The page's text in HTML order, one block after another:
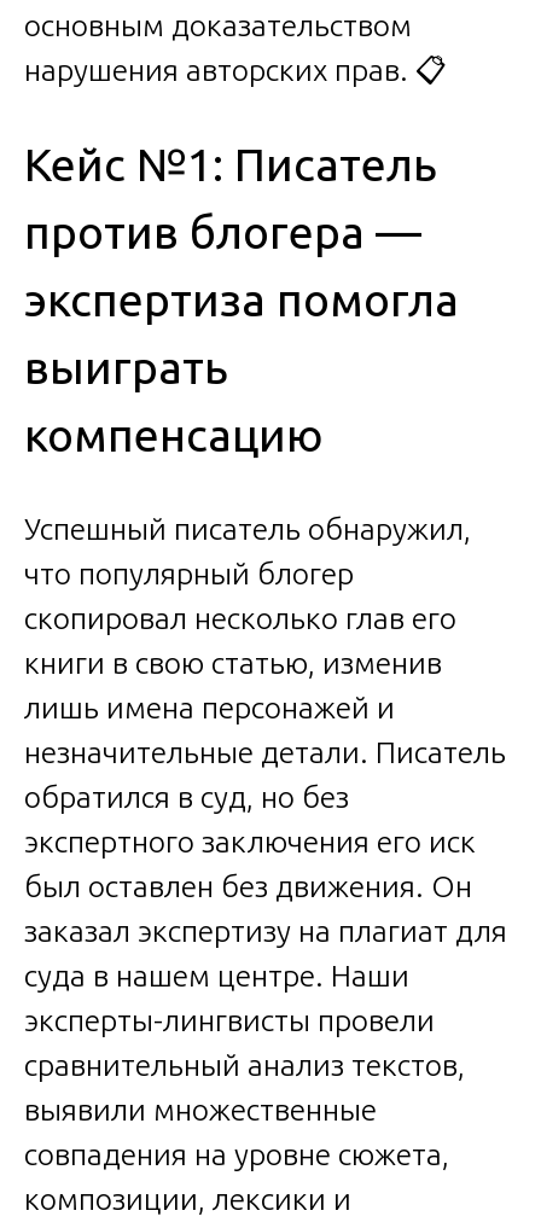
основным доказательством
нарушения авторских прав. 📋
Кейс №1: Писатель
против блогера —
экспертиза помогла
выиграть
компенсацию
Успешный писатель обнаружил,
что популярный блогер
скопировал несколько глав его
книги в свою статью, изменив
лишь имена персонажей и
незначительные детали. Писатель
обратился в суд, но без
экспертного заключения его иск
был оставлен без движения. Он
заказал экспертизу на плагиат для
суда в нашем центре. Наши
эксперты-лингвисты провели
сравнительный анализ текстов,
выявили множественные
совпадения на уровне сюжета,
композиции, лексики и